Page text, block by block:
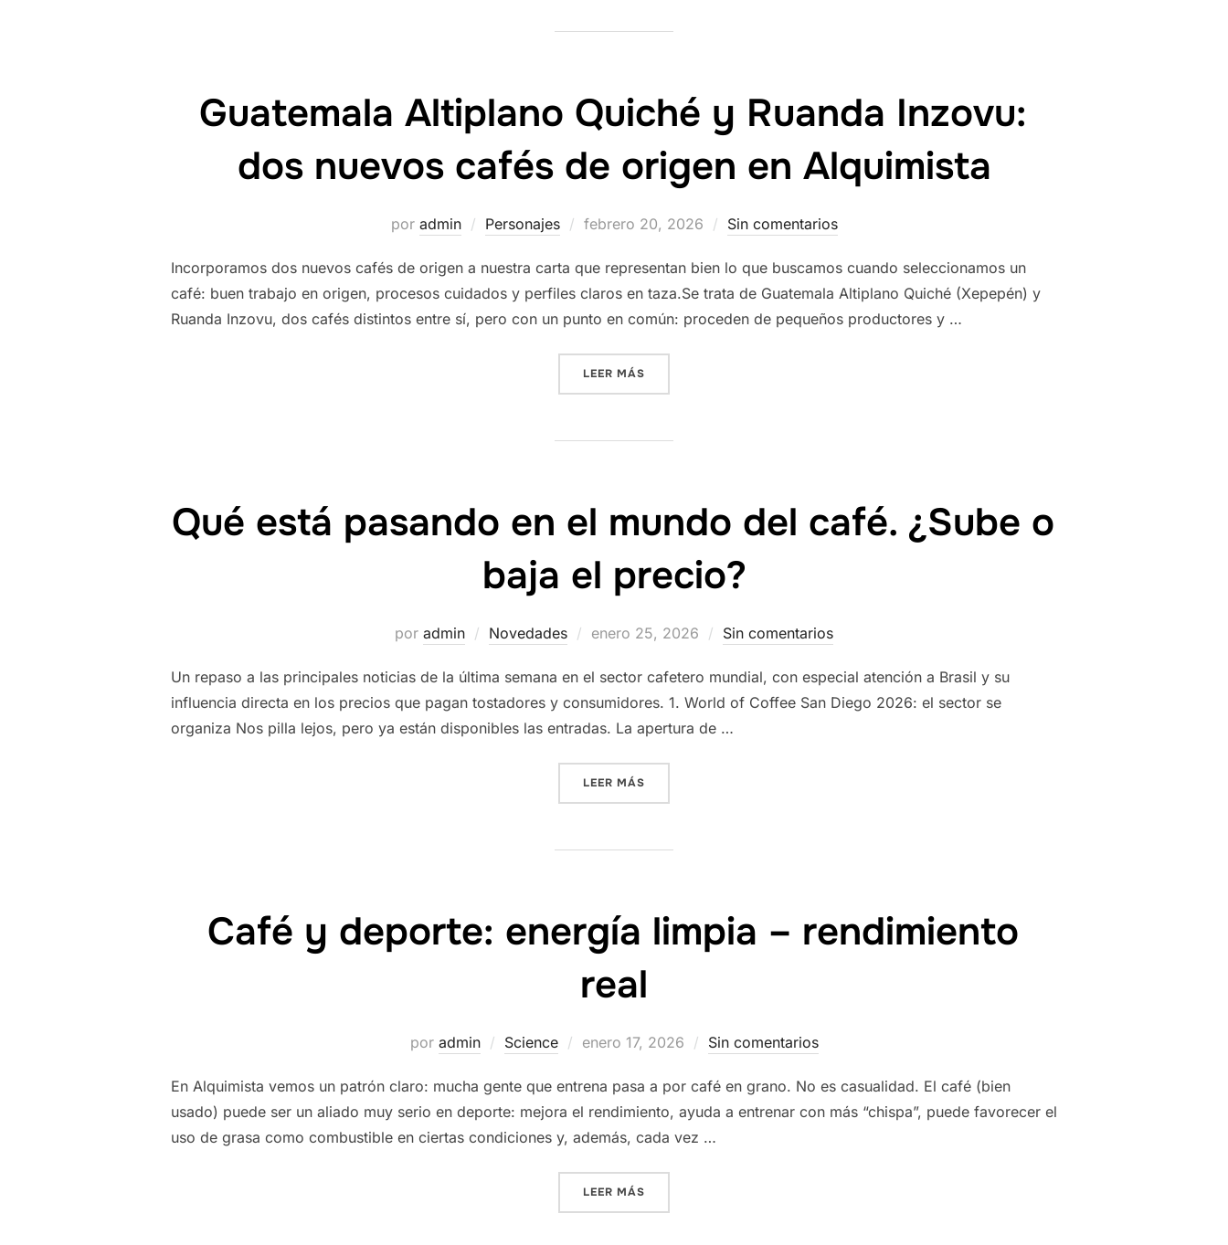
Guatemala Altiplano Quiché y Ruanda Inzovu:
dos nuevos cafés de origen en Alquimista
por admin Personajes
Publicado
febrero 20, 2026 Sin comentarios
Incorporamos dos nuevos cafés de origen a nuestra carta que representan bien lo que buscamos cuando seleccionamos un
café: buen trabajo en origen, procesos cuidados y perfiles claros en taza.Se trata de Guatemala Altiplano Quiché (Xepepén) y
Ruanda Inzovu, dos cafés distintos entre sí, pero con un punto en común: proceden de pequeños productores y …
LEER MÁS
Qué está pasando en el mundo del café. ¿Sube o
baja el precio?
por admin Novedades
Publicado
enero 25, 2026 Sin comentarios
Un repaso a las principales noticias de la última semana en el sector cafetero mundial, con especial atención a Brasil y su
influencia directa en los precios que pagan tostadores y consumidores. 1. World of Coffee San Diego 2026: el sector se
organiza Nos pilla lejos, pero ya están disponibles las entradas. La apertura de …
LEER MÁS
Café y deporte: energía limpia – rendimiento
real
por admin Science
Publicado
enero 17, 2026 Sin comentarios
En Alquimista vemos un patrón claro: mucha gente que entrena pasa a por café en grano. No es casualidad. El café (bien
usado) puede ser un aliado muy serio en deporte: mejora el rendimiento, ayuda a entrenar con más “chispa”, puede favorecer el
uso de grasa como combustible en ciertas condiciones y, además, cada vez …
LEER MÁS